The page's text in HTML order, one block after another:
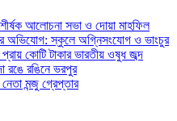
আলোচনা সভা ও দোয়া মাহফিল
অভিযোগ: স্কুলে অগ্নিসংযোগ ও ভাংচুর
কোটি টাকার ভারতীয় ওষুধ জব্দ
রঙে রঙিনে ভরপুর
মন্জু গ্রেপ্তার